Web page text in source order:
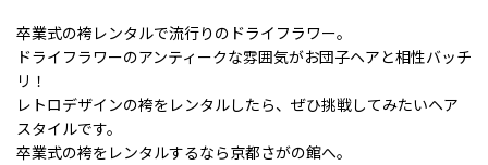
卒業式の袴レンタルで流行りのドライフラワー。
ドライフラワーのアンティークな雰囲気がお団子ヘアと相性バッチ
リ！
レトロデザインの袴をレンタルしたら、ぜひ挑戦してみたいヘア
スタイルです。
卒業式の袴をレンタルするなら京都さがの館へ。